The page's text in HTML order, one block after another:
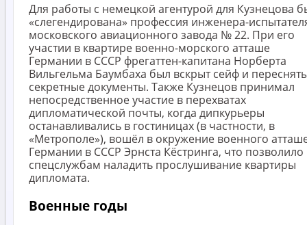
Для работы с немецкой агентурой для Кузнецова
«слегендирована» профессия инженера-
московского авиационного завода № 22. При его
участии в квартире военно-морского атташе
Германии в СССР фрегаттен-капитана Норберта
Вильгельма Баумбаха был вскрыт сейф и
секретные документы. Также Кузнецов принимал
непосредственное участие в перехватах
дипломатической почты, когда дипкурьеры
останавливались в гостиницах (в частности, в
«Метрополе»), вошёл в окружение военного
Германии в СССР Эрнста Кёстринга, что позволило
спецслужбам наладить прослушивание квартиры
дипломата.
Военные годы